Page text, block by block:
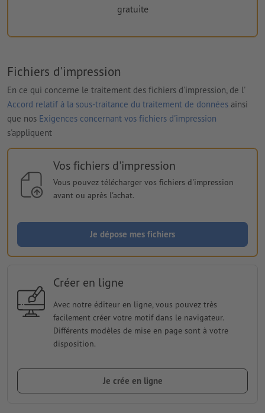
gratuite
Fichiers d'impression
En ce qui concerne le traitement des fichiers d'impression, de l'
Accord relatif à la sous-traitance du traitement de données ainsi
que nos Exigences concernant vos fichiers d'impression
s'appliquent
Vos fichiers d'impression
Vous pouvez télécharger vos fichiers d'impression
avant ou après l'achat.
Je dépose mes fichiers
Créer en ligne
Avec notre éditeur en ligne, vous pouvez très
facilement créer votre motif dans le navigateur.
Différents modèles de mise en page sont à votre
disposition.
Je crée en ligne